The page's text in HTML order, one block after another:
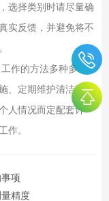
选择类别时请尽量确
实反馈，并避免将不
作的方法多种多
、定期维护清洁三条
人情况而定配套计
作。
项
精度